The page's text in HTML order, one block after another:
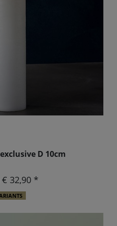
D 10cm
€ 32,90 *